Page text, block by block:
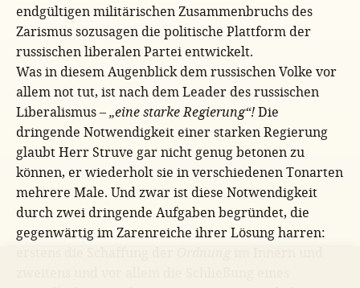
endgültigen militärischen Zusammenbruchs des
Zarismus sozusagen die politische Plattform der
russischen liberalen Partei entwickelt.
Was in diesem Augenblick dem russischen Volke vor
allem not tut, ist nach dem Leader des russischen
Liberalismus –„eine starke Regierung“!Die
dringende Notwendigkeit einer starken Regierung
glaubt Herr Struve gar nicht genug betonen zu
können, er wiederholt sie in verschiedenen Tonarten
mehrere Male. Und zwar ist diese Notwendigkeit
durch zwei dringende Aufgaben begründet, die
gegenwärtig im Zarenreiche ihrer Lösung harren: